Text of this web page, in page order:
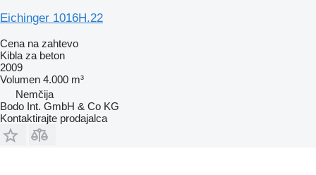
Eichinger 1016H.22
Cena na zahtevo
Kibla za beton
2009
Volumen 4.000 m³
Nemčija
Bodo Int. GmbH & Co KG
Kontaktirajte prodajalca